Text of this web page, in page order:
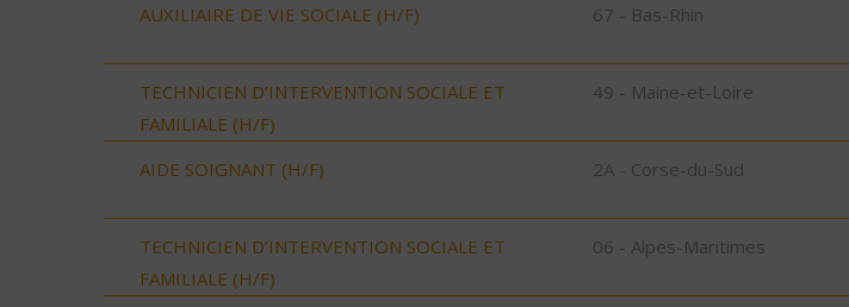
AUXILIAIRE DE VIE SOCIALE (H/F) 67 - Bas-Rhin
TECHNICIEN D’INTERVENTION SOCIALE ET
FAMILIALE (H/F)
49 - Maine-et-Loire
AIDE SOIGNANT (H/F) 2A - Corse-du-Sud
TECHNICIEN D’INTERVENTION SOCIALE ET
FAMILIALE (H/F)
06 - Alpes-Maritimes